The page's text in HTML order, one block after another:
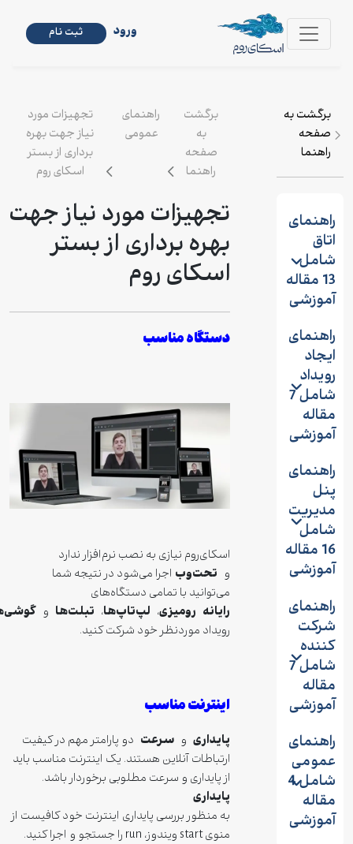
ثبت نام
به
13 مقاله
شامل 7
16 مقاله
شامل 7
شامل 4
برگشت
صفحه
راهنما
راهنمای
عمومی
تجهیزات مورد
نیاز جهت بهره
برداری از بستر
اسکای روم
تجهیزات مورد نیاز جهت
بهره برداری از بستر
اسکای روم
دستگاه مناسب
اسکای‌روم نیازی به نصب نرم‌افزار ندارد
تحت‌وباجرا می‌شود در نتیجه شما
می‌توانید با تمامی دستگاه‌های
رایانه رومیزی،لپ‌تاپ‌ها،تبلت‌هاوگوشی‌هادر
رویداد موردنظر خود شرکت کنید.
اینترنت مناسب
پایداریوسرعتدو پارامتر مهم در کیفیت
ارتباطات آنلاین هستند. یک اینترنت مناسب باید
از پایداری و سرعت مطلوبی برخوردار باشد.
پایداری
به منظور بررسی پایداری اینترنت خود کافیست از
منوی start ویندوز، run را جستجو و اجرا کنید.